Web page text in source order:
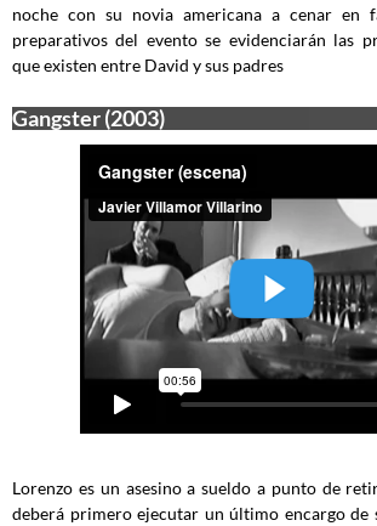
noche con su novia americana a cenar en
preparativos del evento se evidenciarán las
que existen entre David y sus padres
Gangster (2003)
Lorenzo es un asesino a sueldo a punto de
deberá primero ejecutar un último encargo de